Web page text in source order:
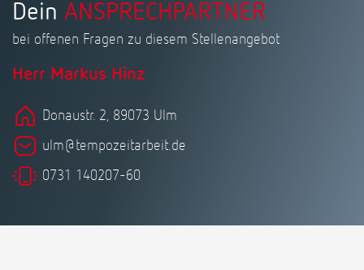
Dein ANSPRECHPARTNER
bei offenen Fragen zu diesem Stellenangebot
Herr Markus Hinz
Donaustr. 2, 89073 Ulm
ulm@tempozeitarbeit.de
0731 140207-60